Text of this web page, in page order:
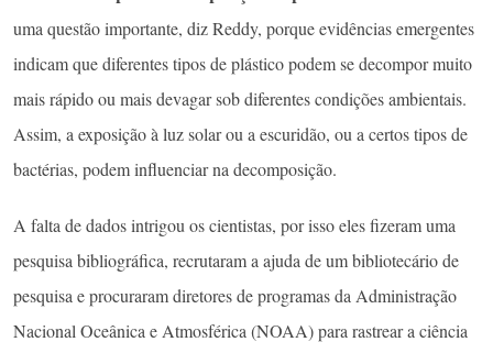
uma questão importante, diz Reddy, porque evidências emergentes
indicam que diferentes tipos de plástico podem se decompor muito
mais rápido ou mais devagar sob diferentes condições ambientais.
Assim, a exposição à luz solar ou a escuridão, ou a certos tipos de
bactérias, podem influenciar na decomposição.
A falta de dados intrigou os cientistas, por isso eles fizeram uma
pesquisa bibliográfica, recrutaram a ajuda de um bibliotecário de
pesquisa e procuraram diretores de programas da Administração
Nacional Oceânica e Atmosférica (NOAA) para rastrear a ciência